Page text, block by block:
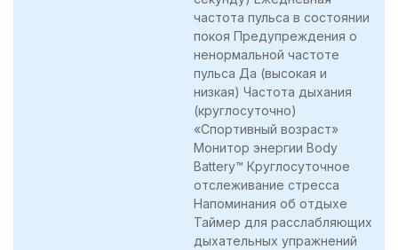
частота пульса в состоянии
покоя Предупреждения о
ненормальной частоте
пульса Да (высокая и
низкая) Частота дыхания
(круглосуточно)
«Спортивный возраст»
Монитор энергии Body
Battery™ Круглосуточное
отслеживание стресса
Напоминания об отдыхе
Таймер для расслабляющих
дыхательных упражнений